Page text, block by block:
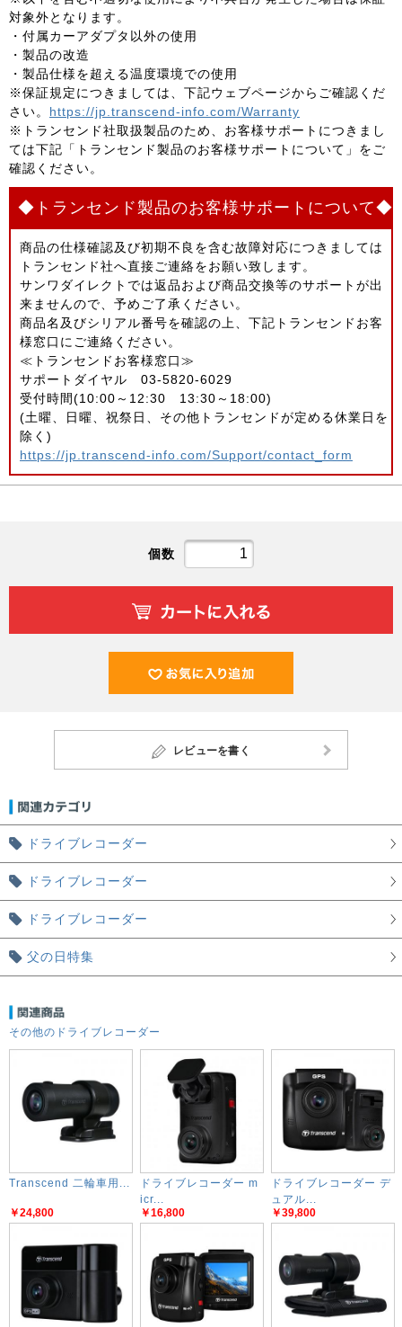
対象外となります。
・付属カーアダプタ以外の使用
・製品の改造
・製品仕様を超える温度環境での使用
※保証規定につきましては、下記ウェブページからご確認くだ
さい。 https://jp.transcend-info.com/Warranty
※トランセンド社取扱製品のため、お客様サポートにつきまし
ては下記「トランセンド製品のお客様サポートについて」をご
確認ください。
◆トランセンド製品のお客様サポートについて◆
商品の仕様確認及び初期不良を含む故障対応につきましては
トランセンド社へ直接ご連絡をお願い致します。
サンワダイレクトでは返品および商品交換等のサポートが出
来ませんので、予めご了承ください。
商品名及びシリアル番号を確認の上、下記トランセンドお客
様窓口にご連絡ください。
≪トランセンドお客様窓口≫
サポートダイヤル 03-5820-6029
受付時間(10:00～12:30 13:30～18:00)
(土曜、日曜、祝祭日、その他トランセンドが定める休業日を
除く)
https://jp.transcend-info.com/Support/contact_form
個数
レビューを書く
ドライブレコーダー
ドライブレコーダー
ドライブレコーダー
父の日特集
その他のドライブレコーダー
Transcend 二輪車用...
￥24,800
ドライブレコーダー m
icr...
￥16,800
ドライブレコーダー デ
ュアル...
￥39,800